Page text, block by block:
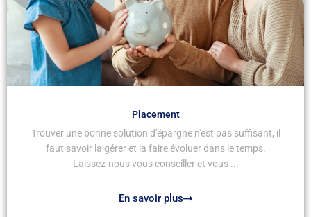
Placement
Trouver une bonne solution d'épargne n'est pas suffisant, il
faut savoir la gérer et la faire évoluer dans le temps.
Laissez-nous vous conseiller et vous ...
En savoir plus